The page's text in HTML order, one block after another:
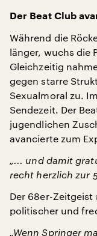
Der Beat Club
Während die
länger, wuchs die
Gleichzeitig
gegen starre
Sexualmoral zu.
Sendezeit. Der
jugendlichen
avancierte zum
„... und damit
recht herzlich zur
Der 68er-
politischer und
„Wenn Springer